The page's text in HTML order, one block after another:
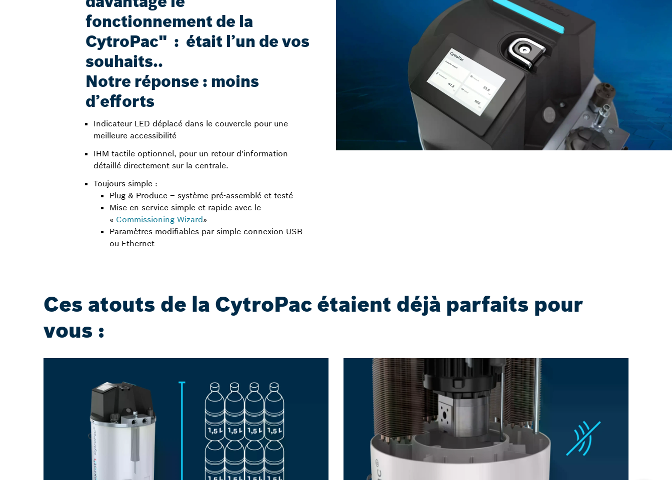
fonctionnement de la
CytroPac" : était l’un de vos
souhaits..
Notre réponse : moins
d’efforts
Indicateur LED déplacé dans le couvercle pour une
meilleure accessibilité
IHM tactile optionnel, pour un retour d'information
détaillé directement sur la centrale.
Toujours simple :
Plug & Produce – système pré-assemblé et testé
Mise en service simple et rapide avec le
« Commissioning Wizard»
Paramètres modifiables par simple connexion USB
ou Ethernet
Ces atouts de la CytroPac étaient déjà parfaits pour
vous :